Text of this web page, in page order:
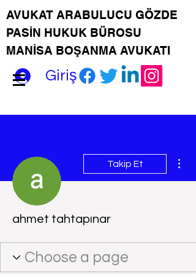
AVUKAT ARABULUCU GÖZDE
PASİN HUKUK BÜROSU
MANİSA BOŞANMA AVUKATI
Giriş
Takip Et
ahmet tahtapınar